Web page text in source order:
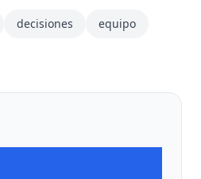
decisiones
equipo